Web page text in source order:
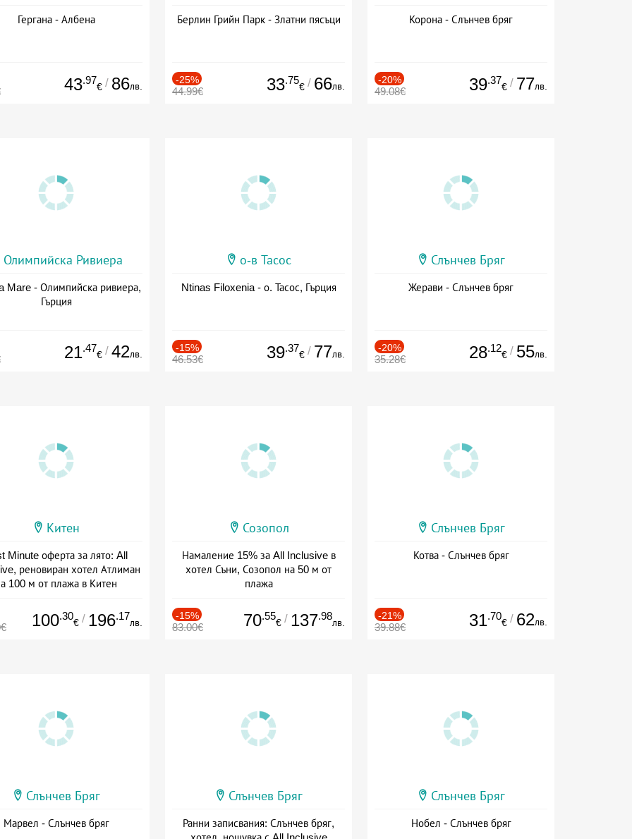
Гергана - Албена
43.97
€ / 86лв.
Берлин Грийн Парк - Златни пясъци
-25%
44.99€ 33.75
€ / 66лв.
Корона - Слънчев бряг
-20%
49.08€ 39.37
€ / 77лв.
Олимпийска Ривиера
Mare - Олимпийска ривиера,
Гърция
21.47
€ / 42лв.
о-в Тасос
Ntinas Filoxenia - о. Тасос, Гърция
-15%
46.53€ 39.37
€ / 77лв.
Слънчев Бряг
Жерави - Слънчев бряг
-20%
35.28€ 28.12
€ / 55лв.
Китен
Minute оферта за лято: All
реновиран хотел Атлиман
100 м от плажа в Китен
100.30
€ / 196.17
лв.
Созопол
Намаление 15% за All Inclusive в
хотел Съни, Созопол на 50 м от
плажа
-15%
83.00€ 70.55
€ / 137.98
лв.
Слънчев Бряг
Котва - Слънчев бряг
-21%
39.88€ 31.70
€ / 62лв.
Слънчев Бряг
Марвел - Слънчев бряг
Слънчев Бряг
Ранни записвания: Слънчев бряг,
Слънчев Бряг
Нобел - Слънчев бряг